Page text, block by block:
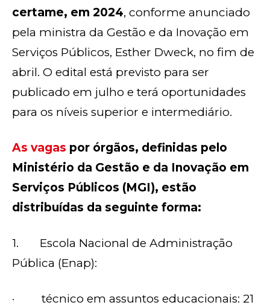
certame, em 2024, conforme anunciado
pela ministra da Gestão e da Inovação em
Serviços Públicos, Esther Dweck, no fim de
abril. O edital está previsto para ser
publicado em julho e terá oportunidades
para os níveis superior e intermediário.
As vagas por órgãos, definidas pelo
Ministério da Gestão e da Inovação em
Serviços Públicos (MGI), estão
distribuídas da seguinte forma:
1. Escola Nacional de Administração
Pública (Enap):
· técnico em assuntos educacionais: 21